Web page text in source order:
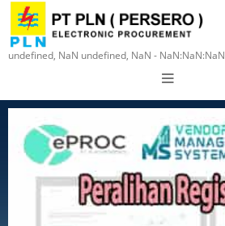
undefined, NaN undefined, NaN - NaN:NaN:NaN